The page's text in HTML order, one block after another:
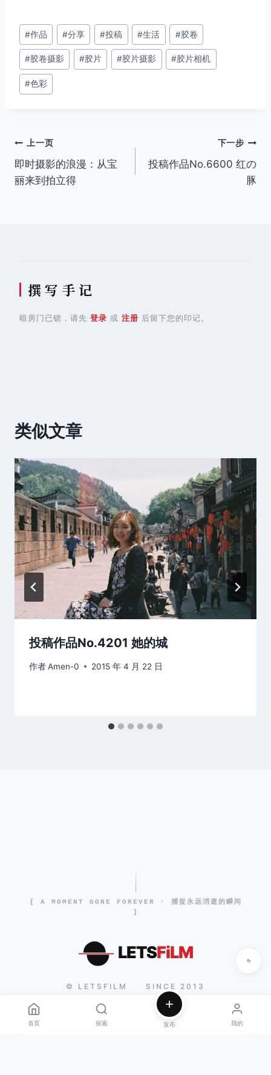
文
章
标
签：
#作品 #分享 #投稿 #生活 #胶卷
#胶卷摄影 #胶片 #胶片摄影 #胶片相机
#色彩
文
章
上一页
即时摄影的浪漫：从宝
丽来到拍立得
下一步
投稿作品No.6600 红の
豚
撰 写 手 记
暗房门已锁，请先 登录 或 注册 后留下您的印记。
类似文章
投稿作品No.4201 她的城
作者Amen-0 2015 年 4 月 22 日
[ A MOMENT GONE FOREVER · 捕捉永远消逝的瞬间
]
LETSFiLM
© LETSFILM SINCE 2013
首页 探索 发布 我的